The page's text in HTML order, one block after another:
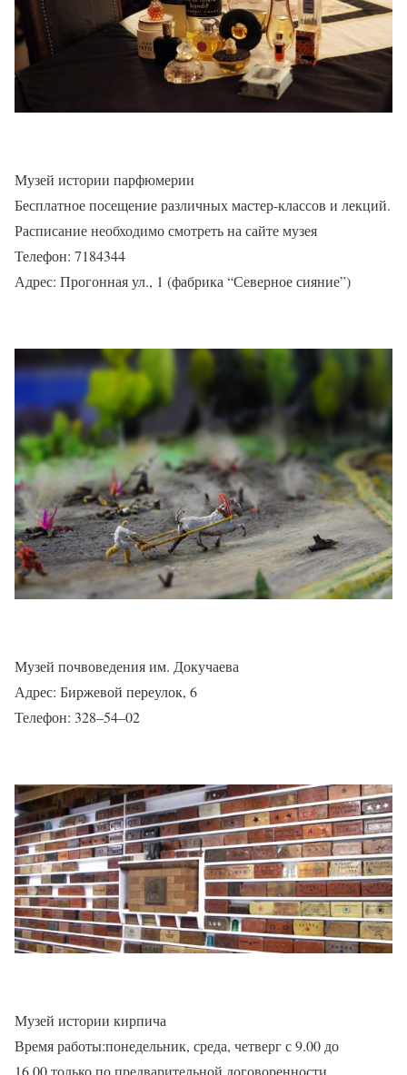
Музей истории парфюмерии
Бесплатное посещение различных мастер-классов и лекций.
Расписание необходимо смотреть на сайте музея
Телефон: 7184344
Адрес: Прогонная ул., 1 (фабрика “Северное сияние”)
Музей почвоведения им. Докучаева
Адрес: Биржевой переулок, 6
Телефон: 328–54–02
Музей истории кирпича
Время работы:понедельник, среда, четверг с 9.00 до
16.00,только по предварительной договоренности